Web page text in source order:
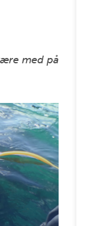
med på